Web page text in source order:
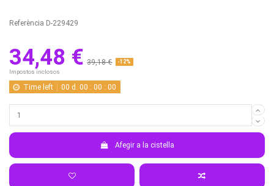
Referència D-229429
34,48 € 39,18 € -12%
Impostos inclosos
Time left 00 d. 00 :00 :00
Afegir a la cistella